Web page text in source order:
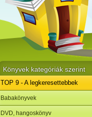
Könyvek kategóriák szerint
TOP 9 - A legkeresettebbek
Babakönyvek
DVD, hangoskönyv